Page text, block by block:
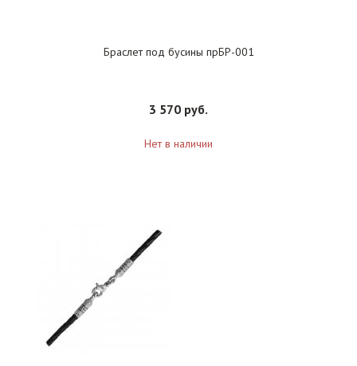
Браслет под бусины прБР-001
3 570 руб.
Нет в наличии